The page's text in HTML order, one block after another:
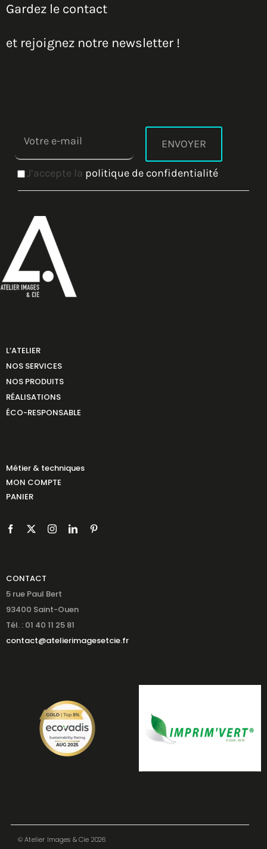
Gardez le contact
et rejoignez notre newsletter !
J’accepte la politique de confidentialité
L’ATELIER
NOS SERVICES
NOS PRODUITS
RÉALISATIONS
ÉCO-RESPONSABLE
Métier & techniques
MON COMPTE
PANIER
CONTACT
5 rue Paul Bert
93400 Saint-Ouen
Tél. : 01 40 11 25 81
contact@atelierimagesetcie.fr
© Atelier Images & Cie 2026